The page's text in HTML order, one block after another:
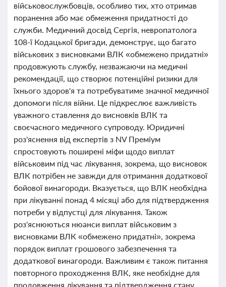
військовослужбовців, особливо тих, хто отримав
поранення або має обмеження придатності до
служби. Медичний досвід Сергія, невропатолога
108-ї Кодацької бригади, демонструє, що багато
військових з висновками ВЛК «обмежено придатні»
продовжують службу, незважаючи на медичні
рекомендації, що створює потенційні ризики для
їхнього здоров'я та потребуватиме значної медичної
допомоги після війни. Це підкреслює важливість
уважного ставлення до висновків ВЛК та
своєчасного медичного супроводу. Юридичні
роз'яснення від експертів з NV Преміум
спростовують поширені міфи щодо виплат
військовим під час лікування, зокрема, що висновок
ВЛК потрібен не завжди для отримання додаткової
бойової винагороди. Вказується, що ВЛК необхідна
при лікуванні понад 4 місяці або для підтвердження
потреби у відпустці для лікування. Також
роз'яснюються нюанси виплат військовим з
висновками ВЛК «обмежено придатні», зокрема
порядок виплат грошового забезпечення та
додаткової винагороди. Важливим є також питання
повторного проходження ВЛК, яке необхідне для
продовження лікування та підтвердження стану